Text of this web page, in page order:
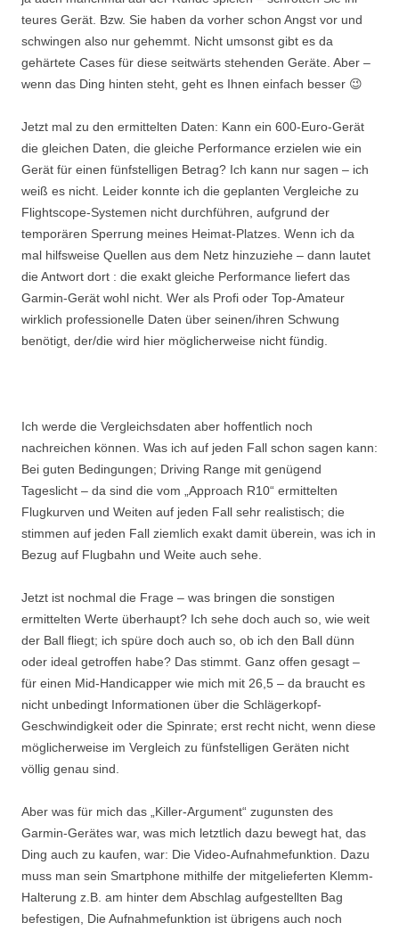
teures Gerät. Bzw. Sie haben da vorher schon Angst vor und
schwingen also nur gehemmt. Nicht umsonst gibt es da
gehärtete Cases für diese seitwärts stehenden Geräte. Aber –
wenn das Ding hinten steht, geht es Ihnen einfach besser 😉
Jetzt mal zu den ermittelten Daten: Kann ein 600-Euro-Gerät
die gleichen Daten, die gleiche Performance erzielen wie ein
Gerät für einen fünfstelligen Betrag? Ich kann nur sagen – ich
weiß es nicht. Leider konnte ich die geplanten Vergleiche zu
Flightscope-Systemen nicht durchführen, aufgrund der
temporären Sperrung meines Heimat-Platzes. Wenn ich da
mal hilfsweise Quellen aus dem Netz hinzuziehe – dann lautet
die Antwort dort : die exakt gleiche Performance liefert das
Garmin-Gerät wohl nicht. Wer als Profi oder Top-Amateur
wirklich professionelle Daten über seinen/ihren Schwung
benötigt, der/die wird hier möglicherweise nicht fündig.
Ich werde die Vergleichsdaten aber hoffentlich noch
nachreichen können. Was ich auf jeden Fall schon sagen kann:
Bei guten Bedingungen; Driving Range mit genügend
Tageslicht – da sind die vom „Approach R10“ ermittelten
Flugkurven und Weiten auf jeden Fall sehr realistisch; die
stimmen auf jeden Fall ziemlich exakt damit überein, was ich in
Bezug auf Flugbahn und Weite auch sehe.
Jetzt ist nochmal die Frage – was bringen die sonstigen
ermittelten Werte überhaupt? Ich sehe doch auch so, wie weit
der Ball fliegt; ich spüre doch auch so, ob ich den Ball dünn
oder ideal getroffen habe? Das stimmt. Ganz offen gesagt –
für einen Mid-Handicapper wie mich mit 26,5 – da braucht es
nicht unbedingt Informationen über die Schlägerkopf-
Geschwindigkeit oder die Spinrate; erst recht nicht, wenn diese
möglicherweise im Vergleich zu fünfstelligen Geräten nicht
völlig genau sind.
Aber was für mich das „Killer-Argument“ zugunsten des
Garmin-Gerätes war, was mich letztlich dazu bewegt hat, das
Ding auch zu kaufen, war: Die Video-Aufnahmefunktion. Dazu
muss man sein Smartphone mithilfe der mitgelieferten Klemm-
Halterung z.B. am hinter dem Abschlag aufgestellten Bag
befestigen, Die Aufnahmefunktion ist übrigens auch noch